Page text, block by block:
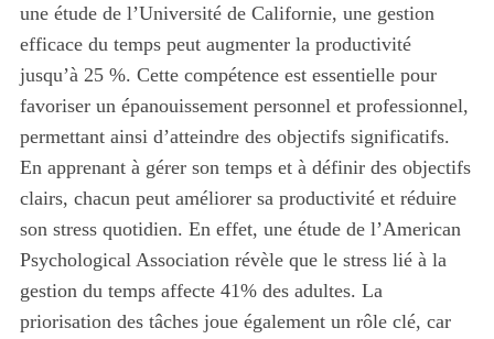
une étude de l’Université de Californie, une gestion
efficace du temps peut augmenter la productivité
jusqu’à 25 %. Cette compétence est essentielle pour
favoriser un épanouissement personnel et professionnel,
permettant ainsi d’atteindre des objectifs significatifs.
En apprenant à gérer son temps et à définir des objectifs
clairs, chacun peut améliorer sa productivité et réduire
son stress quotidien. En effet, une étude de l’American
Psychological Association révèle que le stress lié à la
gestion du temps affecte 41% des adultes. La
priorisation des tâches joue également un rôle clé, car